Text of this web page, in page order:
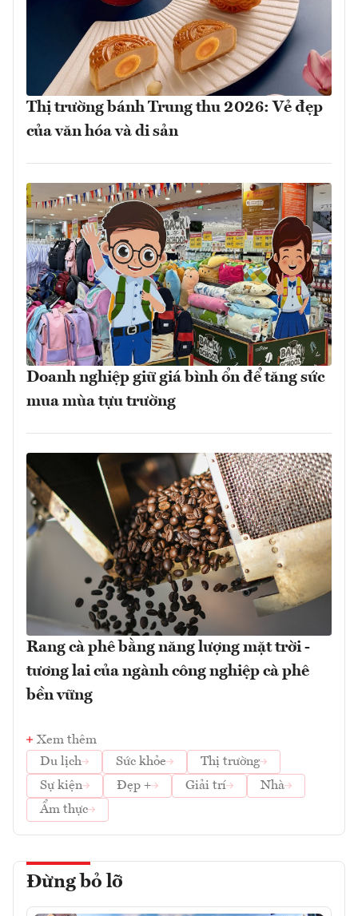
Thị trường bánh Trung thu 2026: Vẻ đẹp
của văn hóa và di sản
Doanh nghiệp giữ giá bình ổn để tăng sức
mua mùa tựu trường
Rang cà phê bằng năng lượng mặt trời -
tương lai của ngành công nghiệp cà phê
bền vững
Xem thêm
Du lịch
Sức khỏe
Thị trường
Sự kiện
Đẹp + Giải trí
Nhà
Ẩm thực
Đừng bỏ lỡ